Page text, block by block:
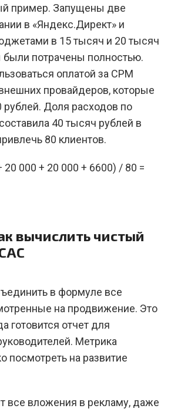
пример. Запущены две
в «Яндекс.Директ» и
в 15 тысяч и 20 тысяч
потрачены полностью.
оплатой за CPM
провайдеров, которые
рублей. Доля расходов по
40 тысяч рублей в
80 клиентов.
20 000 + 20 000 + 6600) / 80 =
вычислить чистый
в формуле все
на продвижение. Это
готовится отчет для
Метрика
посмотреть на развитие
все вложения в рекламу, даже